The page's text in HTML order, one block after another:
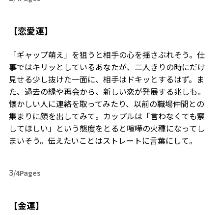
【恋愛運】
「ギャップ萌え」を狙うと相手の心を揺さぶれそう。仕
事ではキリッとしているあなたが、二人きりの時にだけ
見せる少し抜けた一面に、相手はドキッとするはず。ま
た、過去の縁や再会から、新しい恋が発展する兆しも。
懐かしい人に連絡を取ってみたり、以前の職場仲間との
集まりに顔を出してみて。カップルは「言わなくても察
してほしい」という態度をとると喧嘩の火種になってし
まいそう。伝えたいことはストレートに言葉にして。
3/4Pages
【金運】